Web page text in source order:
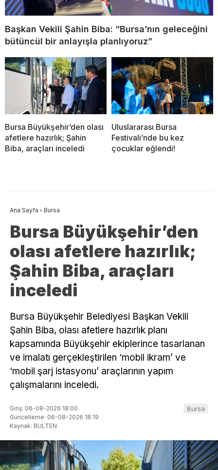
Başkan Vekili Şahin Biba: “Bursa’nın geleceğini
bütüncül bir anlayışla planlıyoruz”
Bursa Büyükşehir’den olası
afetlere hazırlık; Şahin
Biba, araçları inceledi
Uluslararası Bursa
Festivali’nde bu kez
çocuklar eğlendi!
Ana Sayfa › Bursa
Bursa Büyükşehir’den
olası afetlere hazırlık;
Şahin Biba, araçları
inceledi
Bursa Büyükşehir Belediyesi Başkan Vekili
Şahin Biba, olası afetlere hazırlık planı
kapsamında Büyükşehir ekiplerince tasarlanan
ve imalatı gerçekleştirilen ‘mobil ikram’ ve
‘mobil şarj istasyonu’ araçlarının yapım
çalışmalarını inceledi.
Giriş: 06-08-2026 18:00
Güncelleme: 06-08-2026 18:19
Kaynak: BULTEN
Bursa